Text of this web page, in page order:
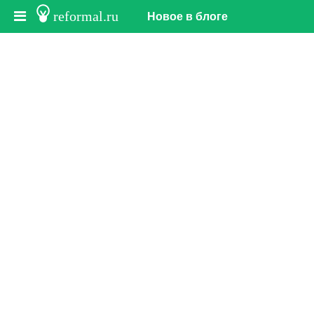
reformal.ru Новое в блоге